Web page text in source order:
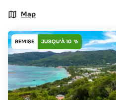
Map
REMISE JUSQU'À 10 %